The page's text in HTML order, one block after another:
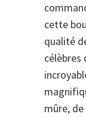
cette
qualité
célèbres
mûre,